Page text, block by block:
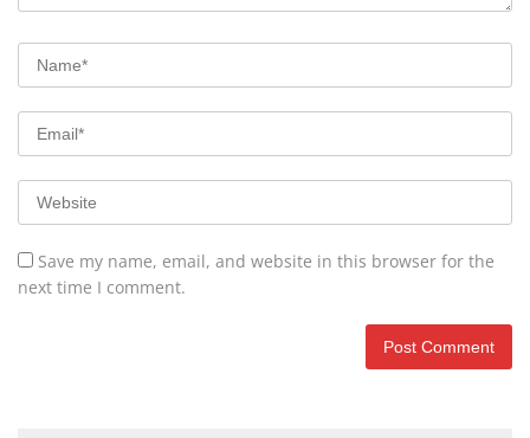
Save my name, email, and website in this browser for the
next time I comment.